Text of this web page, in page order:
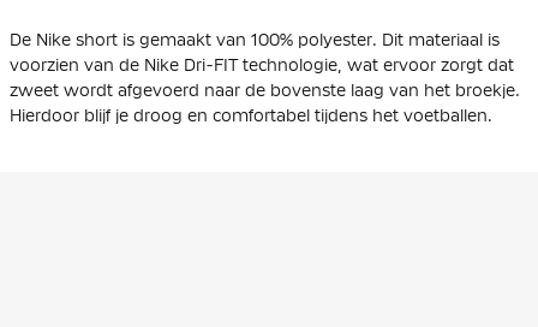
De Nike short is gemaakt van 100% polyester. Dit materiaal is
voorzien van de Nike Dri-FIT technologie, wat ervoor zorgt dat
zweet wordt afgevoerd naar de bovenste laag van het broekje.
Hierdoor blijf je droog en comfortabel tijdens het voetballen.